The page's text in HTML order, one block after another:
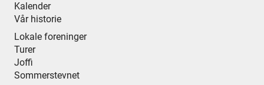
Kalender
Vår historie
Lokale foreninger
Turer
Joffi
Sommerstevnet